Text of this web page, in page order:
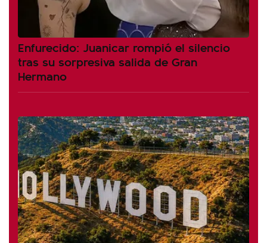
Enfurecido: Juanicar rompió el silencio
tras su sorpresiva salida de Gran
Hermano